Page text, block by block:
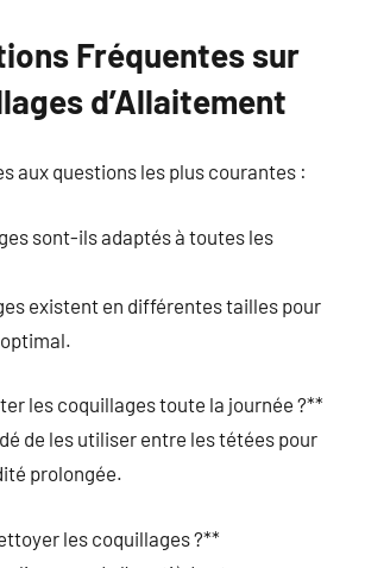
Fréquentes sur
d’Allaitement
aux questions les plus courantes :
sont-ils adaptés à toutes les
existent en différentes tailles pour
les coquillages toute la journée ?**
de les utiliser entre les tétées pour
prolongée.
les coquillages ?**